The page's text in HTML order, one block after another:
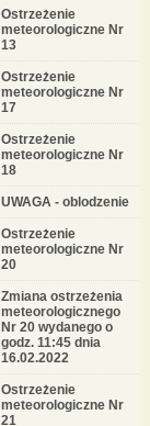
Ostrzeżenie
meteorologiczne Nr
13
Ostrzeżenie
meteorologiczne Nr
17
Ostrzeżenie
meteorologiczne Nr
18
UWAGA - oblodzenie
Ostrzeżenie
meteorologiczne Nr
20
Zmiana ostrzeżenia
meteorologicznego
Nr 20 wydanego o
godz. 11:45 dnia
16.02.2022
Ostrzeżenie
meteorologiczne Nr
21